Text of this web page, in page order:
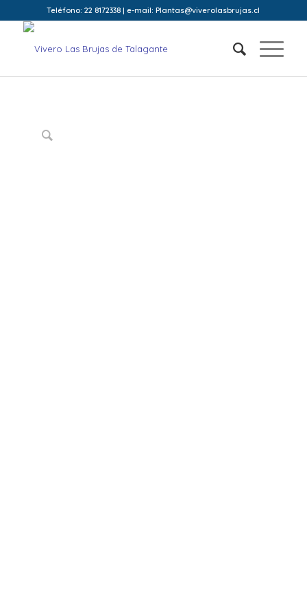
Teléfono: 22 8172338 | e-mail: Plantas@viverolasbrujas.cl